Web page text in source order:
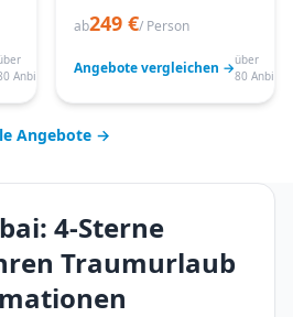
Anbieter
ab249 €/ Person
Angebote vergleichen →über
80
Angebote →
4-Sterne
Traumurlaub